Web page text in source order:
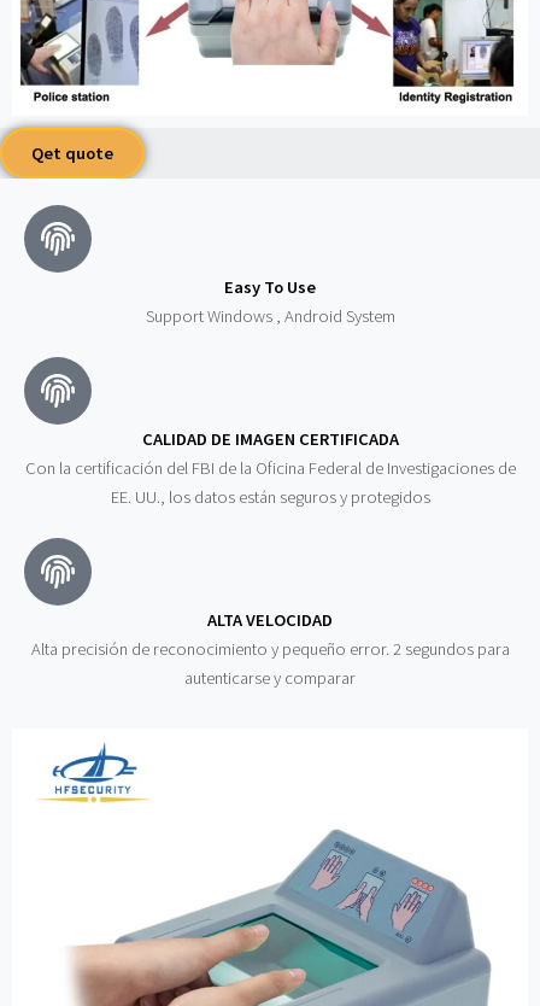
Qet quote
Easy To Use
Support Windows , Android System
CALIDAD DE IMAGEN CERTIFICADA
Con la certificación del FBI de la Oficina Federal de Investigaciones de
EE. UU., los datos están seguros y protegidos
ALTA VELOCIDAD
Alta precisión de reconocimiento y pequeño error. 2 segundos para
autenticarse y comparar